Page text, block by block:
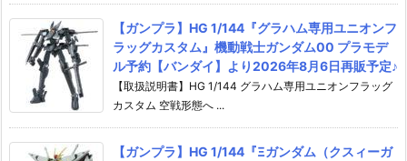
【ガンプラ】HG 1/144『グラハム専用ユニオンフ
ラッグカスタム』機動戦士ガンダム00 プラモデ
ル予約【バンダイ】より2026年8月6日再販予定♪
【取扱説明書】HG 1/144 グラハム専用ユニオンフラッグ
カスタム 空戦形態へ ...
【ガンプラ】HG 1/144『Ξガンダム（クスィーガ